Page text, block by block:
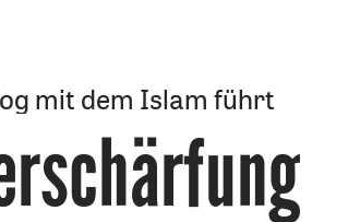
mit dem Islam führt